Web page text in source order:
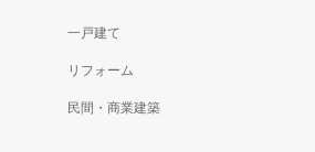
一戸建て
リフォーム
民間・商業建築